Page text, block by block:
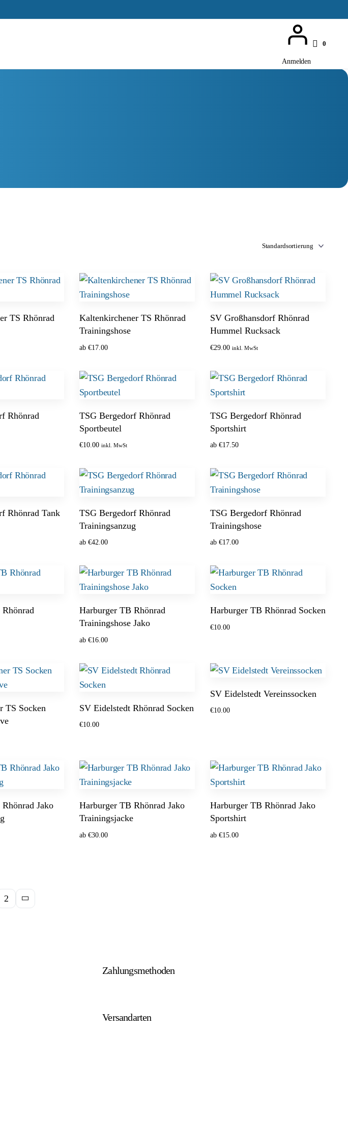
Anmelden
0
TS Rhönrad
Kaltenkirchener TS Rhönrad
Trainingshose
ab €17.00
SV Großhansdorf Rhönrad
Hummel Rucksack
€29.00 inkl. MwSt
Rhönrad
TSG Bergedorf Rhönrad
Sportbeutel
€10.00 inkl. MwSt
TSG Bergedorf Rhönrad
Sportshirt
ab€17.50
Rhönrad Tank
TSG Bergedorf Rhönrad
Trainingsanzug
ab €42.00
TSG Bergedorf Rhönrad
Trainingshose
ab€17.00
Harburger TB Rhönrad
Trainingshose Jako
ab €16.00
Harburger TB Rhönrad Socken
€10.00
TS Socken
SV Eidelstedt Rhönrad Socken
€10.00
SV Eidelstedt Vereinssocken
€10.00
Jako
Harburger TB Rhönrad Jako
Trainingsjacke
ab €30.00
Harburger TB Rhönrad Jako
Sportshirt
ab€15.00
2
Zahlungsmethoden
Versandarten